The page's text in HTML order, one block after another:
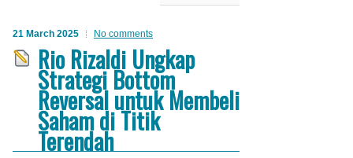
21 March 2025 No comments
Rio Rizaldi Ungkap
Strategi Bottom
Reversal untuk Membeli
Saham di Titik
Terendah